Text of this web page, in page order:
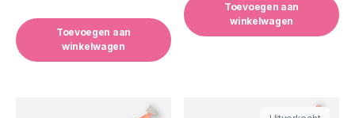
Toevoegen aan
winkelwagen
Toevoegen aan
winkelwagen